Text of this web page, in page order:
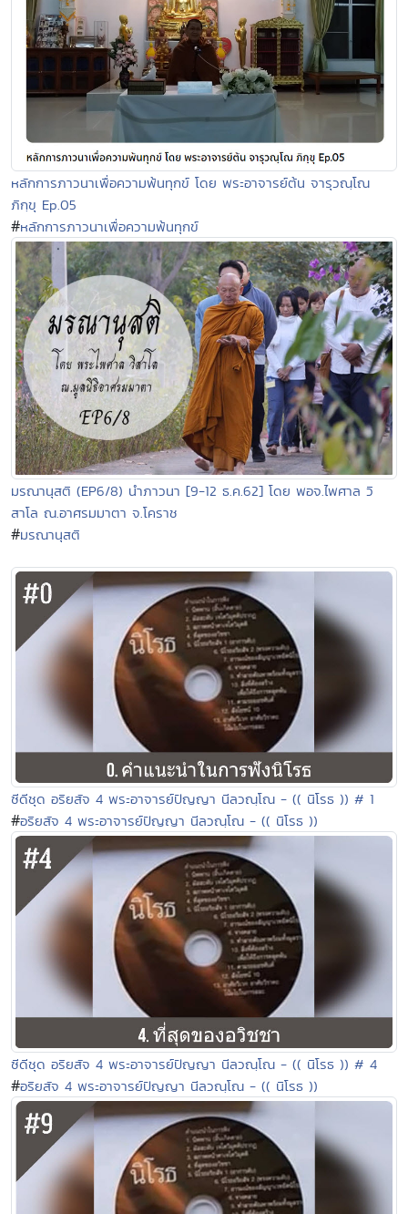
หลักการภาวนาเพื่อความพ้นทุกข์ โดย พระอาจารย์ต้น จารุวณฺโณ
ภิกฺขุ Ep.05
#หลักการภาวนาเพื่อความพ้นทุกข์
มรณานุสติ (EP6/8) นำภาวนา [9-12 ธ.ค.62] โดย พอจ.ไพศาล วิ
สาโล ณ.อาศรมมาตา จ.โคราช
#มรณานุสติ
ซีดีชุด อริยสัจ 4 พระอาจารย์ปัญญา นีลวณฺโณ - (( นิโรธ )) # 1
#อริยสัจ 4 พระอาจารย์ปัญญา นีลวณฺโณ - (( นิโรธ ))
ซีดีชุด อริยสัจ 4 พระอาจารย์ปัญญา นีลวณฺโณ - (( นิโรธ )) # 4
#อริยสัจ 4 พระอาจารย์ปัญญา นีลวณฺโณ - (( นิโรธ ))